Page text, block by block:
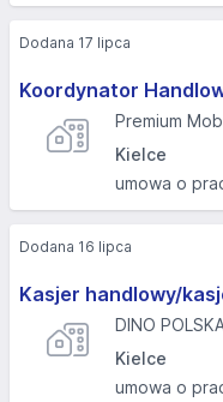
Koordynator
Premium
Kielce
umowa o
Dodana 17 lipca
Kasjer handlowy/
DINO
Kielce
umowa o
Dodana 16 lipca